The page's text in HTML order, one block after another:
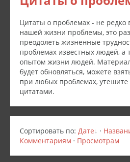
Цитаты о проблемах - не редко
нашей жизни проблемы, это
преодолеть жизненные
проблемах известных людей, а
опытом жизни людей. Материал
будет обновляться, можете
при любых проблемах,
цитатами.
Сортировать по: Дате ·
Комментариям · Просмотрам